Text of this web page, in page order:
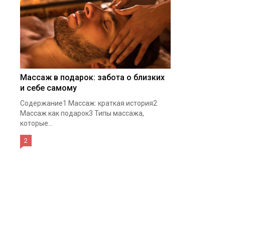
Массаж в подарок: забота о близких
и себе самому
Содержание1 Массаж: краткая история2
Массаж как подарок3 Типы массажа,
которые...
2